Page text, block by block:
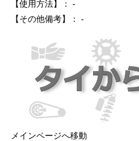
【使用方法】： -
【その他備考】： -
メインページへ移動